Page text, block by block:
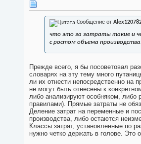
Сообщение от
что это за затраты такие и
с ростом объема
Прежде всего, я бы посоветовал
словарях на эту тему много
ли их отнести непосредственно на
не могут быть отнесены к
либо анализируют особняком, либо
правилами). Прямые затраты не
Деление затрат на переменные и
производства, либо остаются
Классы затрат, установленные по
нужно четко держать в голове. Это